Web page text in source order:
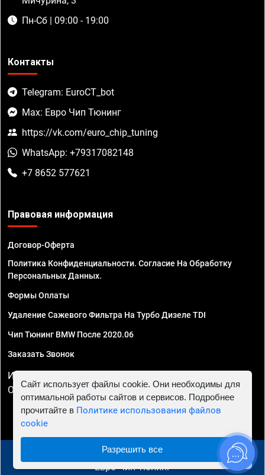
Пн-Сб | 09:00 - 19:00
Контакты
Telegram: EuroCT_bot
Max: Евро Чип Тюнинг
https://vk.com/euro_chip_tuning
WhatsApp: +79317082148
+7 8652 577621
Правовая информация
Договор-Оферта
Политика Конфиденциальности. Согласие На Обработку
Персональных Данных.
Формы Оплаты
Удаление Сажевого Фильтра На Турбо Дизеле TDI
Чип Тюнинг BMW После 2020.06
Заказать Звонок
ИП Смирнов Георгий Павлович. ИНН 781302555843,
ОГРНИП 324470400032610
© 2010 - 2026 Чип тюнинг в Ставрополе - Автосервис
"Евро Чип Тюнинг"
Сайт использует файлы cookie. Они необходимы для
оптимальной работы сайтов и сервисов. Подробнее
прочитайте в Политике использования файлов
cookie
Разрешить все